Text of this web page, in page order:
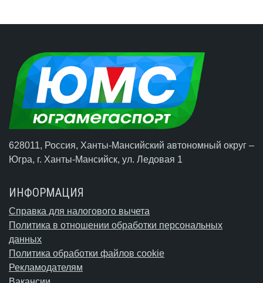
628011, Россия, Ханты-Мансийский автономный округ –
Югра, г. Ханты-Мансийск, ул. Ледовая 1
ИНФОРМАЦИЯ
Справка для налогового вычета
Политика в отношении обработки персональных
данных
Политика обработки файлов cookie
Рекламодателям